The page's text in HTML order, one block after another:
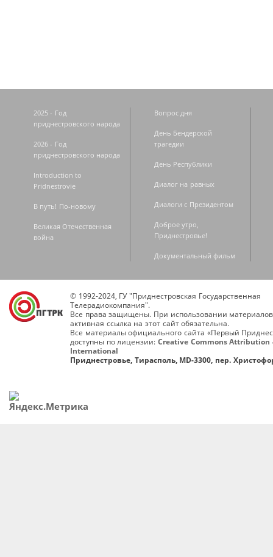
2025 - Год
приднестровского народа
2026 - Год
приднестровского народа
Introduction to
Pridnestrovie
В путь! По-новому
Великая Отечественная
война
Вопрос дня
День Бендерской
трагедии
День Республики
Диалог на равных
Диалоги с Президентом
Доброе утро,
Приднестровье!
Документальный фильм
© 1992-2024, ГУ "Приднестровская Государственная
Телерадиокомпания".
Все права защищены. При использовании
активная ссылка на этот сайт обязательна.
Все материалы официального сайта «Первый
доступны по лицензии: Creative Commons Attribution
International
Приднестровье, Тирасполь, MD-3300, пер.